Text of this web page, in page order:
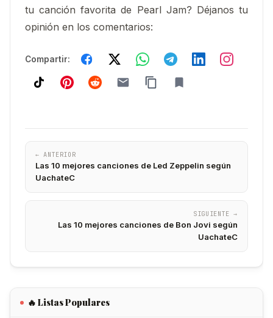
tu canción favorita de Pearl Jam? Déjanos tu
opinión en los comentarios:
Compartir:
← ANTERIOR
Las 10 mejores canciones de Led Zeppelin según
UachateC
SIGUIENTE →
Las 10 mejores canciones de Bon Jovi según
UachateC
🔥 Listas Populares